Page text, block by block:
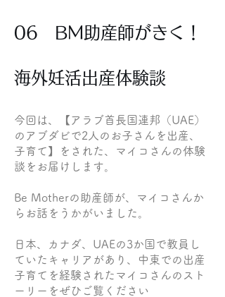
06 BM助産師がきく！
海外妊活出産体験談
今回は、【アラブ首長国連邦（UAE）
のアブダビで2人のお子さんを出産、
子育て】をされた、マイコさんの体験
談をお届けします。
Be Motherの助産師が、マイコさんか
らお話をうかがいました。
日本、カナダ、UAEの3か国で教員し
ていたキャリアがあり、中東での出産
子育てを経験されたマイコさんのスト
ーリーをぜひご覧ください